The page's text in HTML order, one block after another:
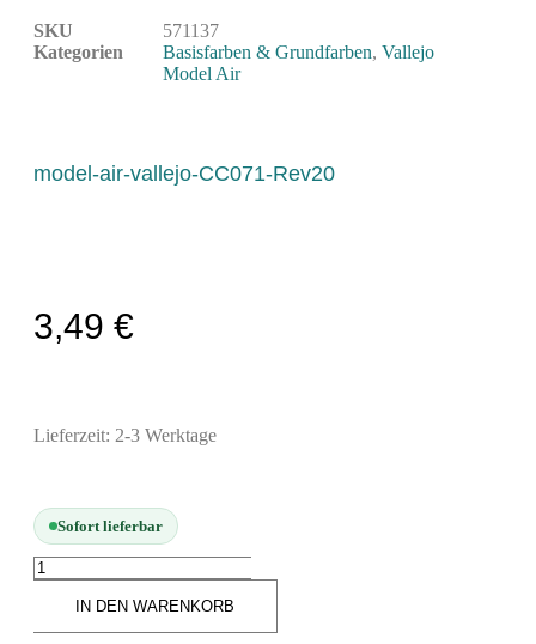
Werkzeuge & Malzubehör
Pinsel & Stifte
Modellbau-Zubehör
Spachtelmasse & Sprühspachtel
Schleif- & Poliermittel
Reinigung & Pflege
Oberflächenreiniger
SKU
571137
Kategorien
Basisfarben & Grundfarben, Vallejo
Model Air
model-air-vallejo-CC071-Rev20
3,49 €
Lieferzeit: 2-3 Werktage
Sofort lieferbar
IN DEN WARENKORB